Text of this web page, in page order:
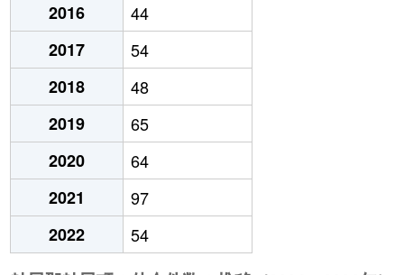
2016
44
2017
54
2018
48
2019
65
2020
64
2021
97
2022
54